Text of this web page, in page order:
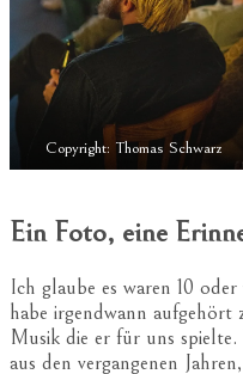
Copyright: Thomas Schwarz
Ein Foto, eine
Ich glaube es waren 10
habe irgendwann aufgehört
Musik die er für uns
aus den vergangenen